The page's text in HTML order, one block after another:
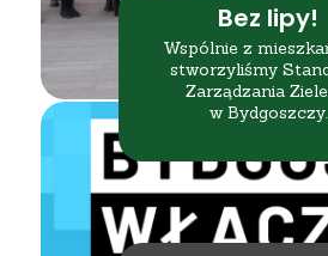
Bez lipy!
Wspólnie z
stworzyliśmy
Zarządzania
w Bydgoszczy.